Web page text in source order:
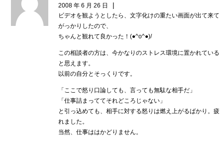
2008 年 6 月 26 日 |
ビデオを観ようとしたら、文字化けの重たい画面が出て来て
がっかりしたので、
ちゃんと観れて良かった！(●^o^●)/
この相談者の方は、今かなりのストレス環境に置かれている
と思えます。
以前の自分とそっくりです。
「ここで怒り口論しても、言っても無駄な相手だ」
「仕事詰まっててそれどころじゃない」
と引っ込めても、相手に対する怒りは燃え上がるばかり。疲
れました。
当然、仕事ははかどりません。